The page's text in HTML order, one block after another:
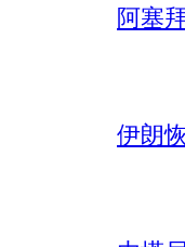
阿塞
伊朗